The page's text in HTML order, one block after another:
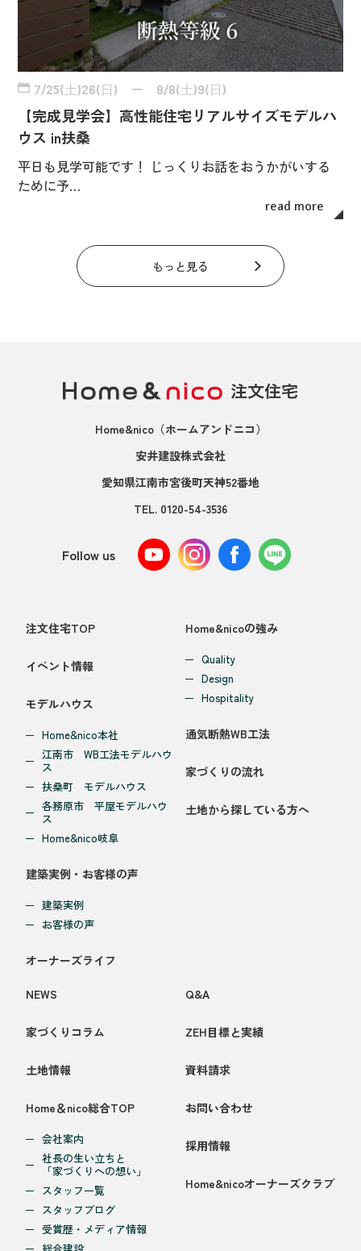
7/25(土)26(日) ー 8/8(土)9(日)
【完成見学会】高性能住宅リアルサイズモデルハ
ウス in扶桑
平日も見学可能です！ じっくりお話をおうかがいする
ために予…
read more
もっと見る
Home&nico（ホームアンドニコ）
安井建設株式会社
愛知県江南市宮後町天神52番地
TEL. 0120-54-3536
Follow us
注文住宅TOP
イベント情報
モデルハウス
Home&nico本社
江南市 WB工法モデルハウ
ス
扶桑町 モデルハウス
各務原市 平屋モデルハウ
ス
Home&nico岐阜
建築実例・お客様の声
建築実例
お客様の声
オーナーズライフ
Home&nicoの強み
Quality
Design
Hospitality
通気断熱WB工法
家づくりの流れ
土地から探している方へ
NEWS
家づくりコラム
土地情報
Home＆nico総合TOP
会社案内
社長の生い立ちと
「家づくりへの想い」
スタッフ一覧
スタッフブログ
受賞歴・メディア情報
Q&A
ZEH目標と実績
資料請求
お問い合わせ
採用情報
Home&nicoオーナーズクラブ